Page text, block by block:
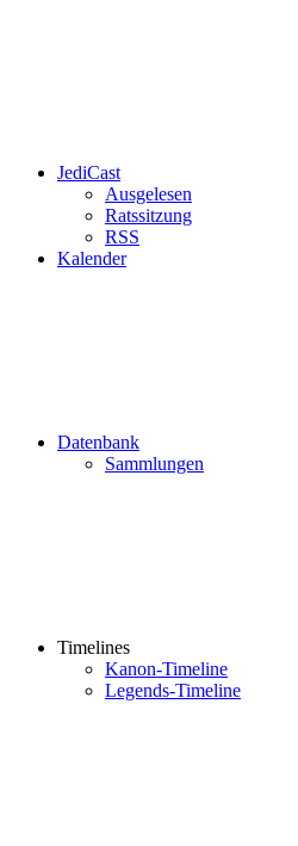
JediCast
Ausgelesen
Ratssitzung
RSS
Kalender
Datenbank
Sammlungen
Timelines
Kanon-Timeline
Legends-Timeline